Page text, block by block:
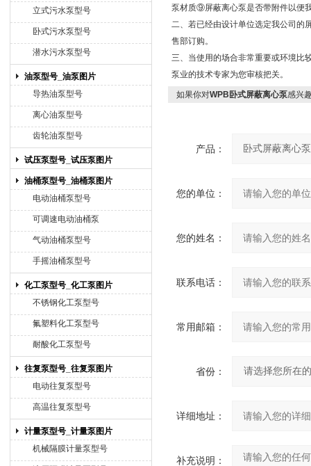
立式污水泵型号
卧式污水泵型号
潜水污水泵型号
油泵型号_油泵图片
导热油泵型号
离心油泵型号
齿轮油泵型号
试压泵型号_试压泵图片
油桶泵型号_油桶泵图片
电动油桶泵型号
可调速电动油桶泵
气动油桶泵型号
手摇油桶泵型号
化工泵型号_化工泵图片
不锈钢化工泵型号
氟塑料化工泵型号
耐酸化工泵型号
往复泵型号_往复泵图片
电动往复泵型号
高温往复泵型号
计量泵型号_计量泵图片
机械隔膜计量泵型号
泵材质⑨屏蔽离心泵是否带附件以便
二、若已经由设计单位选定我公司的
售部订购。
三、当使用的场合非常重要或环境比
泵业的技术专家为您审核把关。
如果你对WPB卧式屏蔽离心泵感兴
产品：
您的单位：
您的姓名：
联系电话：
常用邮箱：
省份：
详细地址：
补充说明：